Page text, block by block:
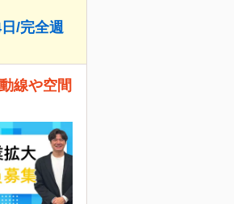
/完全週
線や空間